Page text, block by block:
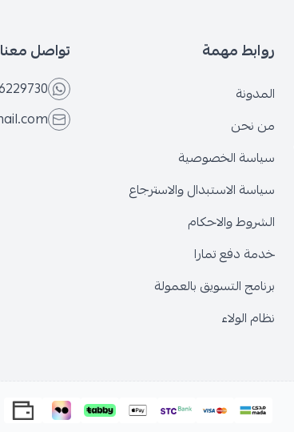
روابط مهمة
المدونة
من نحن
سياسة الخصوصية
سياسة الاستبدال والاسترجاع
الشروط والاحكام
خدمة دفع تمارا
برنامج التسويق بالعمولة
نظام الولاء
تواصل معنا